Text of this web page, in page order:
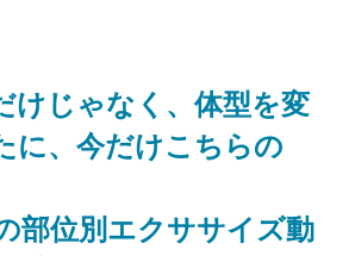
けじゃなく、体型を変
に、今だけこちらの
部位別エクササイズ動